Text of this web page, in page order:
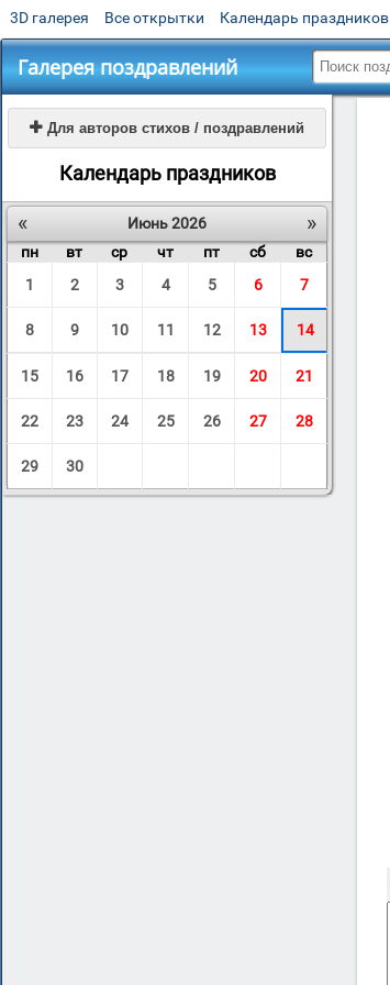
3D галерея Все открытки Календарь праздников
Галерея поздравлений
 Для авторов стихов / поздравлений
Календарь праздников
« »
Июнь 2026
пн
вт ср чт пт сб
вс
1
2 3 4 5 6 7
8 9 10 11 12 13 14
15 16 17 18 19 20 21
22 23 24 25 26 27 28
29 30